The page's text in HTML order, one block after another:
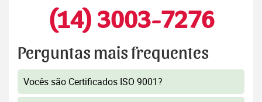
(14) 3003-7276
Perguntas mais frequentes
Vocês são Certificados ISO 9001?